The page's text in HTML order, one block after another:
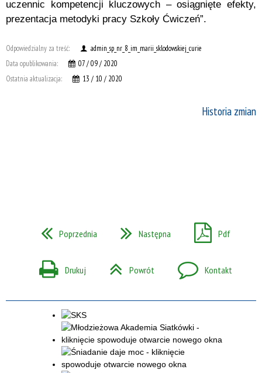
uczennic kompetencji kluczowych – osiągnięte efekty,
prezentacja metodyki pracy Szkoły Ćwiczeń”.
Odpowiedzialny za treść:
admin_sp_nr_8_im_marii_sklodowskiej_curie
Data opublikowania:
07 / 09 / 2020
Ostatnia aktualizacja:
13 / 10 / 2020
Historia zmian
Poprzednia Następna Pdf
Drukuj Powrót Kontakt